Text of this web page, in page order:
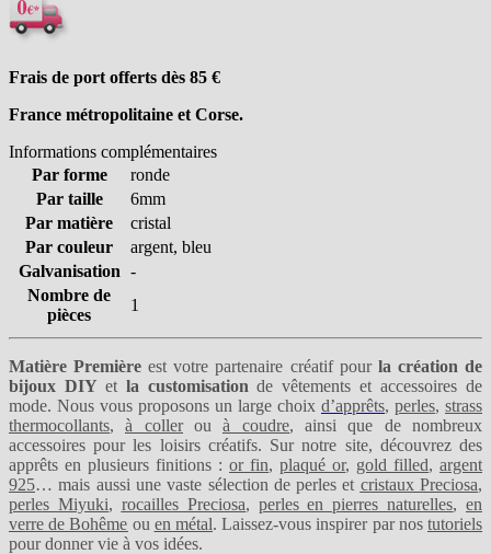
Frais de port offerts dès 85 €
France métropolitaine et Corse.
Informations complémentaires
Par forme
ronde
Par taille
6mm
Par matière
cristal
Par couleur
argent, bleu
Galvanisation -
Nombre de
pièces
1
Matière Première est votre partenaire créatif pourla création de
bijoux DIY etla customisation de vêtements et accessoires de
mode. Nous vous proposons un large choix d’apprêts, perles, strass
thermocollants,à collerouà coudre, ainsi que de nombreux
accessoires pour les loisirs créatifs. Sur notre site, découvrez des
apprêts en plusieurs finitions : or fin, plaqué or, gold filled, argent
925… mais aussi une vaste sélection de perles et cristaux Preciosa,
perles Miyuki, rocailles Preciosa, perles en pierres naturelles, en
verre de Bohême ou en métal. Laissez-vous inspirer par nostutoriels
pour donner vie à vos idées.